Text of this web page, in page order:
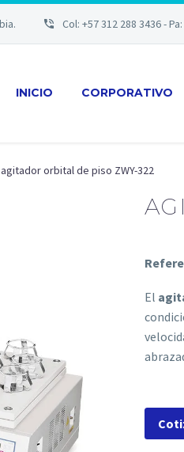
Col: +57 312 288 3436 -
INICIO CORPORATIVO
agitador orbital de piso ZWY-322
El